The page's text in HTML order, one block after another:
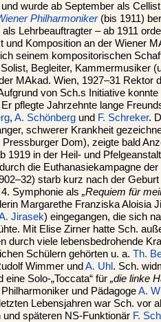
wurde ab September als
Philharmoniker(bis 1911)
Lehrbeauftragter – ab 1911
und Komposition an der Wiener
seinem kompositorischen
Begleiter, Kammermusiker
MAkad. Wien, 1927–31 Rektor
von Sch.s Initiative konnte
pflegte Jahrzehnte lange
, A. Schönberg und F. Schreker.
schwerer Krankheit
Dom), zeigte bald
in der Heil- und
die Euthanasiekampagne der
starb kurz nach der
Symphonie als „Requiem für
Margarethe Franziska Aloisia
Jirasek) eingegangen, die sich
Mit Elise Zirner hatte Sch.
durch viele lebensbedrohende
Schülern gehörten u. a. Th.
Wimmer und A. Uhl . Sch.
Solo-„Toccata“ für „die linke
und PädagogeA.
Lebensjahren war Sch. vor
späteren NS-Funktionär F.